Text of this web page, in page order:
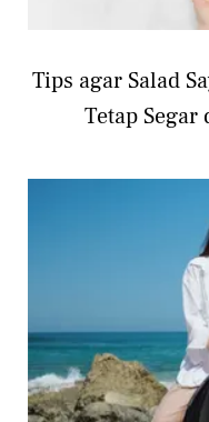
Tips agar Salad
Tetap Segar